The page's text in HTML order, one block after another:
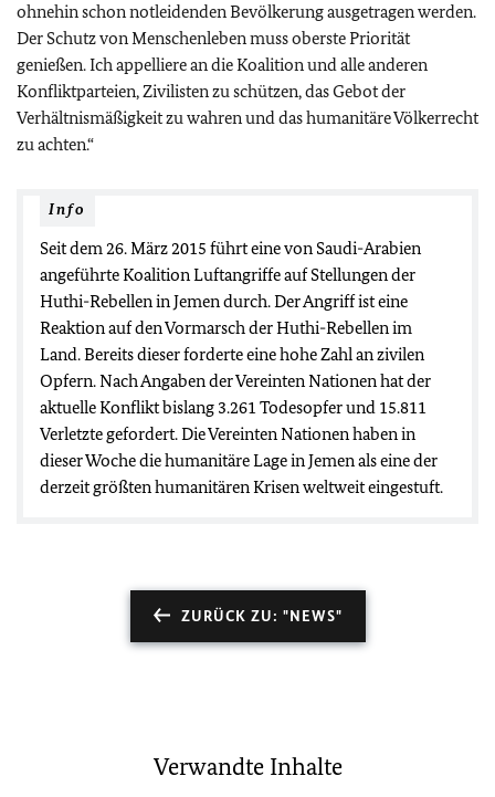
ohnehin schon notleidenden Bevölkerung ausgetragen werden.
Der Schutz von Menschenleben muss oberste Priorität
genießen. Ich appelliere an die Koalition und alle anderen
Konfliktparteien, Zivilisten zu schützen, das Gebot der
Verhältnismäßigkeit zu wahren und das humanitäre Völkerrecht
zu achten.“
Info
Seit dem 26. März 2015 führt eine von Saudi-Arabien
angeführte Koalition Luftangriffe auf Stellungen der
Huthi-Rebellen in Jemen durch. Der Angriff ist eine
Reaktion auf den Vormarsch der Huthi-Rebellen im
Land. Bereits dieser forderte eine hohe Zahl an zivilen
Opfern. Nach Angaben der Vereinten Nationen hat der
aktuelle Konflikt bislang 3.261 Todesopfer und 15.811
Verletzte gefordert. Die Vereinten Nationen haben in
dieser Woche die humanitäre Lage in Jemen als eine der
derzeit größten humanitären Krisen weltweit eingestuft.
ZURÜCK ZU: "NEWS"
Verwandte Inhalte